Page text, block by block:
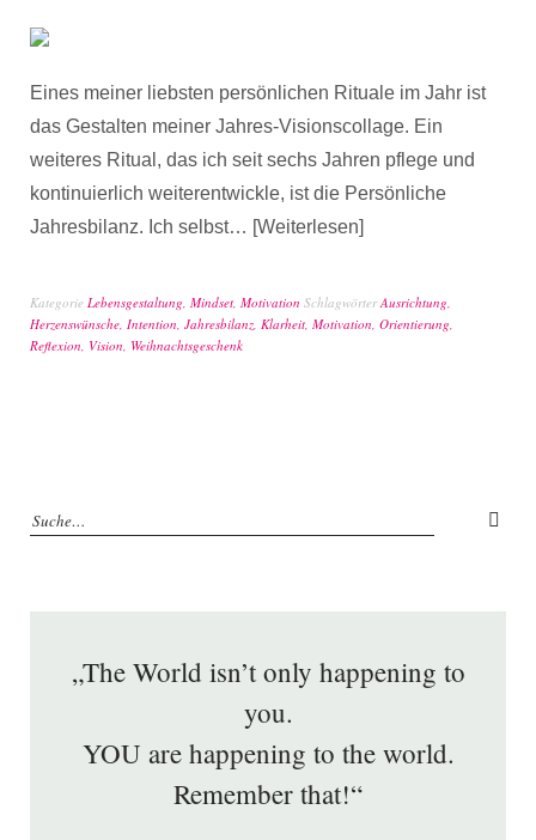
Eines meiner liebsten persönlichen Rituale im Jahr ist
das Gestalten meiner Jahres-Visionscollage. Ein
weiteres Ritual, das ich seit sechs Jahren pflege und
kontinuierlich weiterentwickle, ist die Persönliche
Jahresbilanz. Ich selbst… Weiterlesen
Kategorie Lebensgestaltung, Mindset, Motivation SchlagwörterAusrichtung,
Herzenswünsche, Intention, Jahresbilanz, Klarheit, Motivation, Orientierung,
Reflexion, Vision, Weihnachtsgeschenk
„The World isn’t only happening to
you.
YOU are happening to the world.
Remember that!“